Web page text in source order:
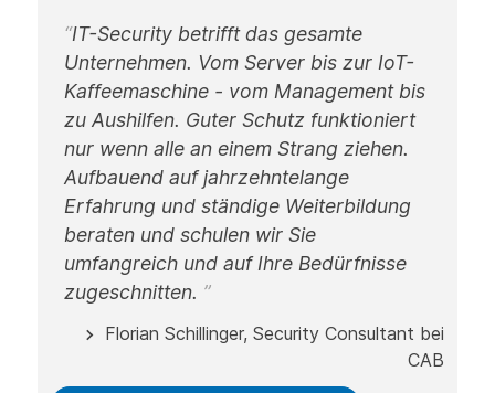
IT-Security betrifft das gesamte
Unternehmen. Vom Server bis zur IoT-
Kaffeemaschine - vom Management bis
zu Aushilfen. Guter Schutz funktioniert
nur wenn alle an einem Strang ziehen.
Aufbauend auf jahrzehntelange
Erfahrung und ständige Weiterbildung
beraten und schulen wir Sie
umfangreich und auf Ihre Bedürfnisse
zugeschnitten.
Florian Schillinger, Security Consultant bei
CAB